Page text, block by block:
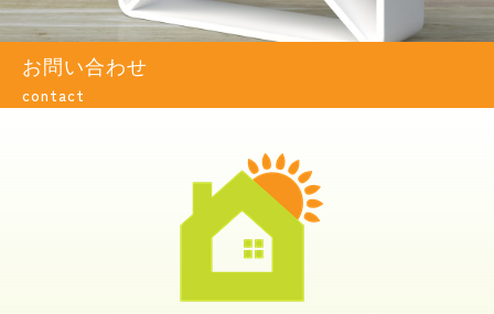
お問い合わせ
contact